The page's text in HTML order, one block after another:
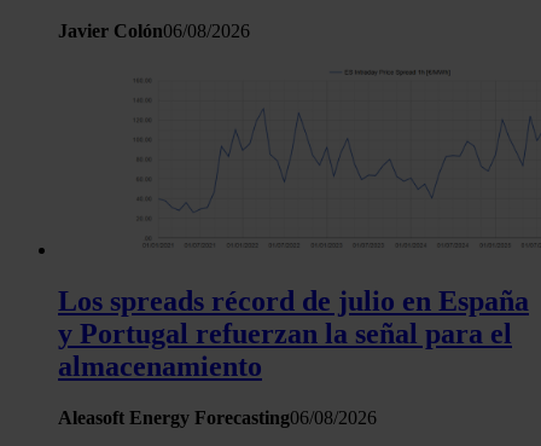
sitio web con nuestros partners de redes sociales,
análisis web, quienes pueden combinarla con otra
haya proporcionado o que hayan recopilado a partir del uso
hecho de sus servicios.
Javier Colón06/08/2026
Los spreads récord de julio en España
y Portugal refuerzan la señal para el
almacenamiento
Aleasoft Energy Forecasting06/08/2026